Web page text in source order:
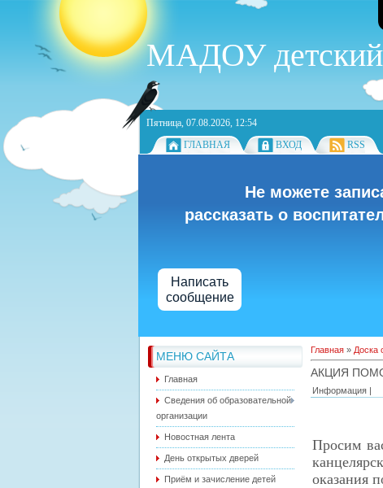
МАДОУ детский
Пятница, 07.08.2026, 12:54
ГЛАВНАЯ
ВХОД RSS
Не можете
рассказать о
Написать
сообщение
МЕНЮ САЙТА
Главная
Сведения об образовательной
организации
Новостная лента
День открытых дверей
Приём и зачисление детей
Главная » Доска
АКЦИЯ
Информация |
Просим
оказания